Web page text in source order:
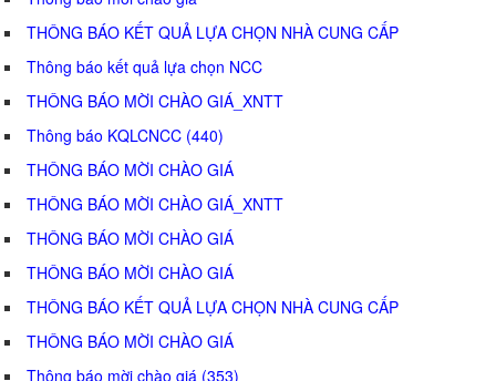
THÔNG BÁO KẾT QUẢ LỰA CHỌN NHÀ CUNG CẤP
Thông báo kết quả lựa chọn NCC
THÔNG BÁO MỜI CHÀO GIÁ_XNTT
Thông báo KQLCNCC (440)
THÔNG BÁO MỜI CHÀO GIÁ
THÔNG BÁO MỜI CHÀO GIÁ_XNTT
THÔNG BÁO MỜI CHÀO GIÁ
THÔNG BÁO MỜI CHÀO GIÁ
THÔNG BÁO KẾT QUẢ LỰA CHỌN NHÀ CUNG CẤP
THÔNG BÁO MỜI CHÀO GIÁ
Thông báo mời chào giá (353)